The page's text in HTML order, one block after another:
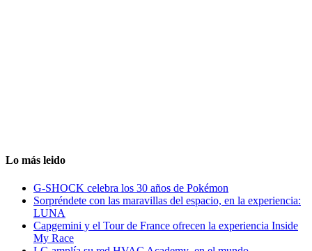
Lo más leido
G-SHOCK celebra los 30 años de Pokémon
Sorpréndete con las maravillas del espacio, en la experiencia:
LUNA
Capgemini y el Tour de France ofrecen la experiencia Inside
My Race